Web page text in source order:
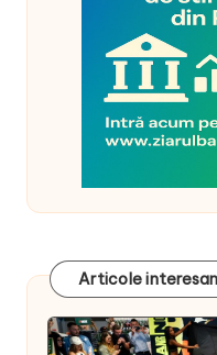
Articole